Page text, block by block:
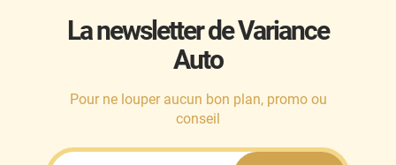
La newsletter de Variance
Auto
Pour ne louper aucun bon plan, promo ou
conseil